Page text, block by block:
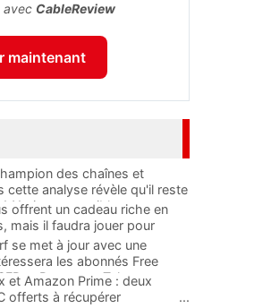
avec CableReview
maintenant
des chaînes et
cette analyse révèle qu'il reste
ajouts possibles
offrent un cadeau riche en
mais il faudra jouer pour
se met à jour avec une
les abonnés Free
et Bouygues Telecom
et Amazon Prime : deux
offerts à récupérer
...